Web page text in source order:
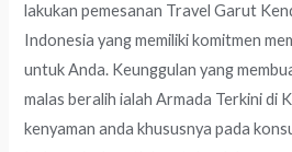
lakukan pemesanan Travel Garut
Indonesia yang memiliki komitmen
untuk Anda. Keunggulan yang
malas beralih ialah Armada Terkini di
kenyaman anda khususnya pada